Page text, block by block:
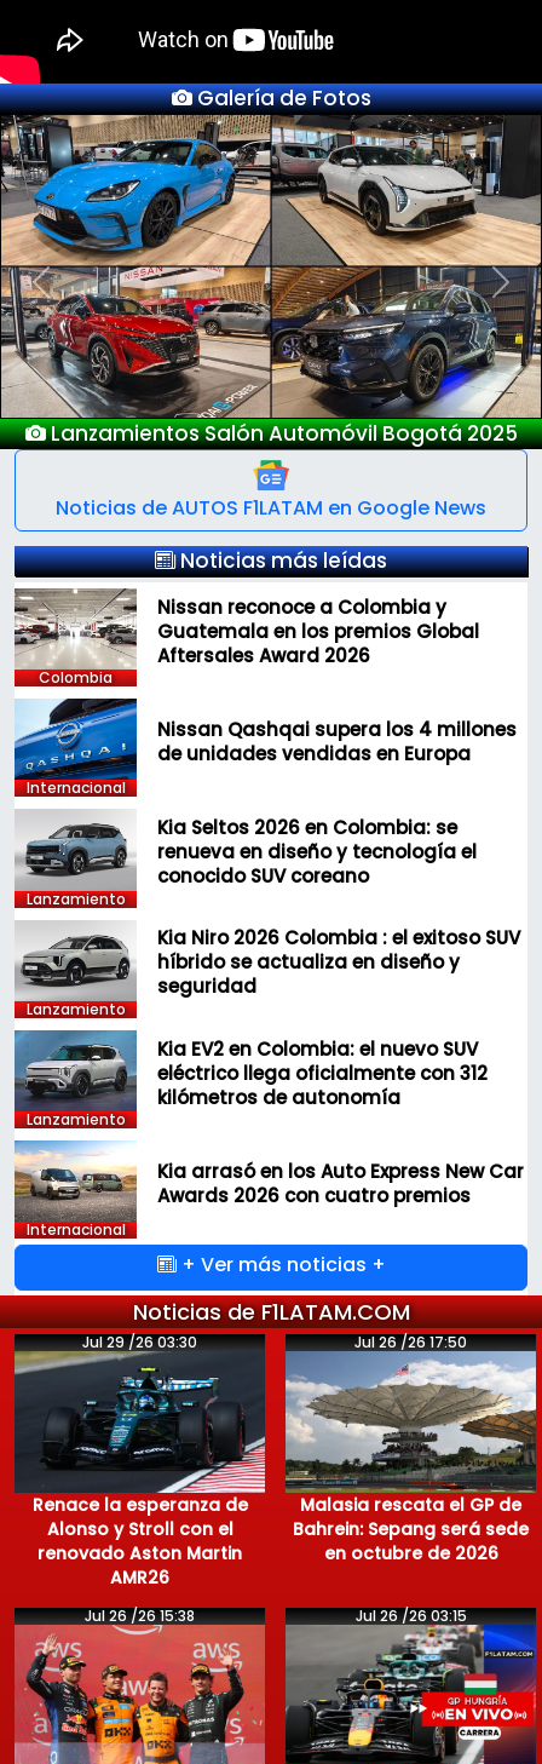
Galería de Fotos
Nuevo Deepal S05
Previous Next
Noticias de AUTOS F1LATAM en Google News
Noticias más leídas
Colombia
Nissan reconoce a Colombia y
Guatemala en los premios Global
Aftersales Award 2026
Internacional
Nissan Qashqai supera los 4 millones
de unidades vendidas en Europa
Lanzamiento
Kia Seltos 2026 en Colombia: se
renueva en diseño y tecnología el
conocido SUV coreano
Lanzamiento
Kia Niro 2026 Colombia : el exitoso SUV
híbrido se actualiza en diseño y
seguridad
Lanzamiento
Kia EV2 en Colombia: el nuevo SUV
eléctrico llega oficialmente con 312
kilómetros de autonomía
Internacional
Kia arrasó en los Auto Express New Car
Awards 2026 con cuatro premios
+ Ver más noticias +
Noticias de F1LATAM.COM
Jul 29 /26 03:30
Renace la esperanza de
Alonso y Stroll con el
renovado Aston Martin
AMR26
Jul 26 /26 17:50
Malasia rescata el GP de
Bahrein: Sepang será sede
en octubre de 2026
Jul 26 /26 15:38 Jul 26 /26 03:15